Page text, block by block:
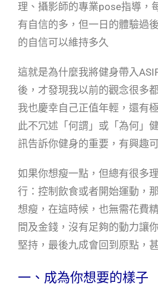
理、攝影師的專業pose指導，
有自信的多，但一日的體驗過
的自信可以維持多久
這就是為什麼我將健身帶入
後，才發現我以前的觀念很多
我也慶幸自己正值年輕，還有
此不冗述「何謂」或「為何」
訊告訴你健身的重要，有興趣
如果你想瘦一點，但總有很多
行：控制飲食或者開始運動，
想瘦，在這時候，也無需花費
間及金錢，沒有足夠的動力讓
堅持，最後九成會回到原點，
一、成為你想要的樣子